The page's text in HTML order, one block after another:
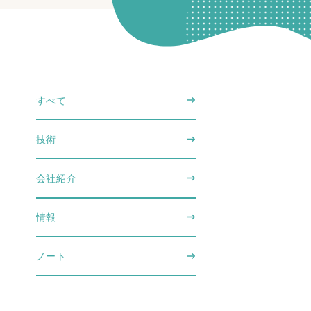
すべて
技術
会社紹介
情報
ノート